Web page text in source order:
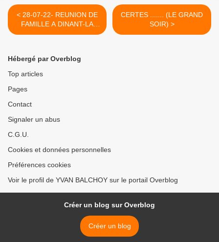
< 28-07-22- REUNION DE
FAMILLE A DINANT-LA
BELLE !
CERTES ....... (LE GRAND
SOIR) >
Hébergé par Overblog
Top articles
Pages
Contact
Signaler un abus
C.G.U.
Cookies et données personnelles
Préférences cookies
Voir le profil de YVAN BALCHOY sur le portail Overblog
Créer un blog sur Overblog
Créer un blog